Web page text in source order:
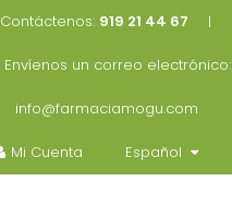
Contáctenos: 919 21 44 67
Envíenos un correo electrónico:
info@farmaciamogu.com
Mi Cuenta Español